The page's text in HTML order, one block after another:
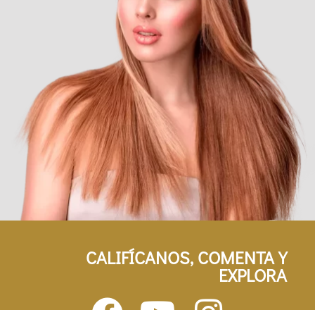
CALIFÍCANOS, COMENTA Y
EXPLORA